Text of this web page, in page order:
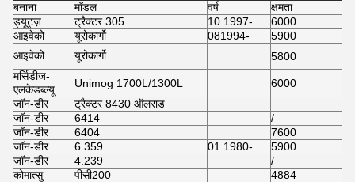
बनाना मॉडल वर्ष
क्षमता
ड्यूट्ज़
ट्रैक्टर 305 10.1997-
6000
आइवेको
यूरोकार्गो 081994-
5900
आइवेको
यूरोकार्गो
5800
मर्सिडीज-
एलकेडब्ल्यू
Unimog 1700L/1300L
6000
जॉन-डीर
ट्रैक्टर 8430 ऑलराड
जॉन-डीर
6414
/
जॉन-डीर
6404
7600
जॉन-डीर
6.359 01.1980-
5900
जॉन-डीर
4.239
/
कोमात्सु
पीसी200
4884